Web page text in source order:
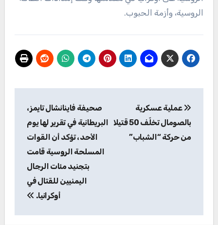
الروسية، وأزمة الحبوب.
المقالات
عملية عسكرية
بالصومال تخلّف 50 قتيلا
من حركة “الشباب”
صحيفة فاينانشال تايمز،
البريطانية في تقرير لها يوم
الأحد، تؤكد أن القوات
المسلحة الروسية قامت
بتجنيد مئات الرجال
اليمنيين للقتال في
أوكرانيا.